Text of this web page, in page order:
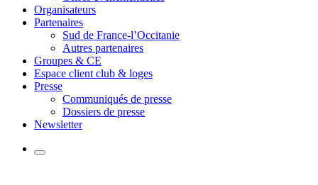
Organisateurs
Partenaires
Sud de France-l’Occitanie
Autres partenaires
Groupes & CE
Espace client club & loges
Presse
Communiqués de presse
Dossiers de presse
Newsletter